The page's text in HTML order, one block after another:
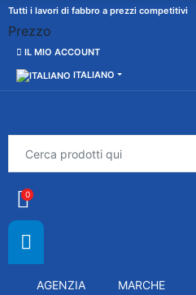
Tutti i lavori di fabbro a prezzi competitivi
Prezzo
IL MIO ACCOUNT
ITALIANO
0
AGENZIA MARCHE